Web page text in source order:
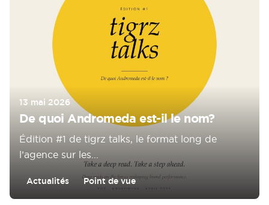
13 mai 2026
De quoi Andromeda est-il le nom?
Édition #1 de tigrz talks, le format long de
l’agence sur les...
Actualités Point de vue